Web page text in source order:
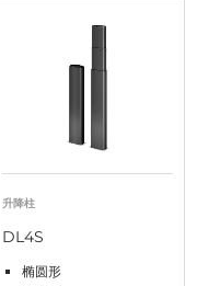
升降柱
DL4S
椭圆形